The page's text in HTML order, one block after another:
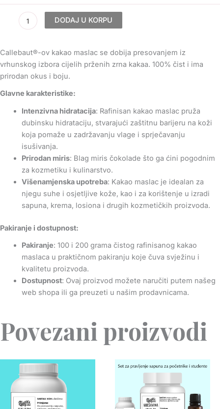
14.56€
količina
DODAJ U KORPU
Callebaut®-ov kakao maslac se dobija presovanjem iz
vrhunskog izbora cijelih prženih zrna kakaa. 100% čist i ima
prirodan okus i boju.
Glavne karakteristike:
Intenzivna hidratacija: Rafinisan kakao maslac pruža
dubinsku hidrataciju, stvarajući zaštitnu barijeru na koži
koja pomaže u zadržavanju vlage i sprječavanju
isušivanja.
Prirodan miris: Blag miris čokolade što ga ćini pogodnim
za kozmetiku i kulinarstvo.
Višenamjenska upotreba: Kakao maslac je idealan za
njegu suhe i osjetljive kože, kao i za korištenje u izradi
sapuna, krema, losiona i drugih kozmetičkih proizvoda.
Pakiranje i dostupnost:
Pakiranje: 100 i 200 grama čistog rafinisanog kakao
maslaca u praktičnom pakiranju koje čuva svježinu i
kvalitetu proizvoda.
Dostupnost: Ovaj proizvod možete naručiti putem našeg
web shopa ili ga preuzeti u našim prodavnicama.
Povezani proizvodi
Price
range:
2.60€
through
7.28€